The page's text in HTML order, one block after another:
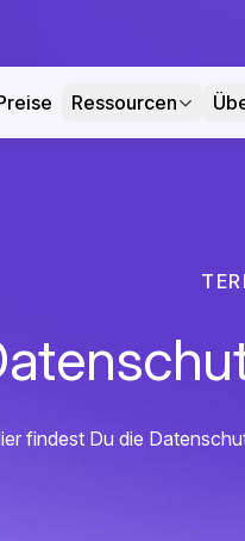
Ressourcen
findest Du die